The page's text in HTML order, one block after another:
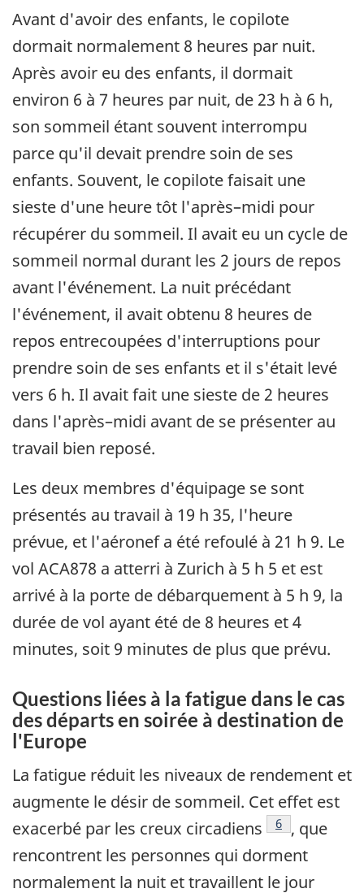
Avant d'avoir des enfants, le copilote
dormait normalement 8 heures par nuit.
Après avoir eu des enfants, il dormait
environ 6 à 7 heures par nuit, de 23 h à 6 h,
son sommeil étant souvent interrompu
parce qu'il devait prendre soin de ses
enfants. Souvent, le copilote faisait une
sieste d'une heure tôt l'après–midi pour
récupérer du sommeil. Il avait eu un cycle de
sommeil normal durant les 2 jours de repos
avant l'événement. La nuit précédant
l'événement, il avait obtenu 8 heures de
repos entrecoupées d'interruptions pour
prendre soin de ses enfants et il s'était levé
vers 6 h. Il avait fait une sieste de 2 heures
dans l'après–midi avant de se présenter au
travail bien reposé.
Les deux membres d'équipage se sont
présentés au travail à 19 h 35, l'heure
prévue, et l'aéronef a été refoulé à 21 h 9. Le
vol ACA878 a atterri à Zurich à 5 h 5 et est
arrivé à la porte de débarquement à 5 h 9, la
durée de vol ayant été de 8 heures et 4
minutes, soit 9 minutes de plus que prévu.
Questions liées à la fatigue dans le cas
des départs en soirée à destination de
l'Europe
La fatigue réduit les niveaux de rendement et
augmente le désir de sommeil. Cet effet est
exacerbé par les creux circadiens
Footnote
6 , que
rencontrent les personnes qui dorment
normalement la nuit et travaillent le jour